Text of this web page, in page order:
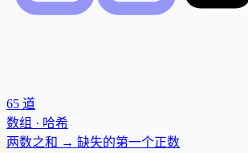
65 道
数组 · 哈希
两数之和 → 缺失的第一个正数